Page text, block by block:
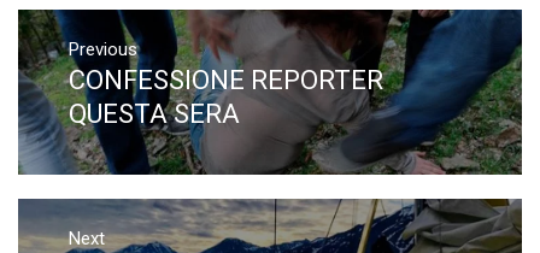
Navigazione
articoli
Previous
Previous
post:
CONFESSIONE REPORTER
QUESTA SERA
Next